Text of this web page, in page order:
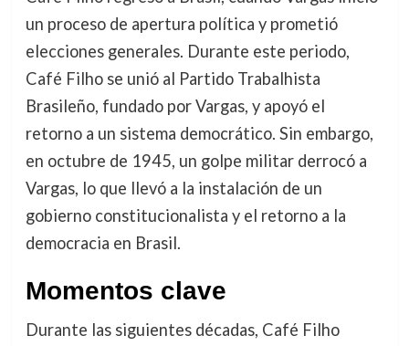
un proceso de apertura política y prometió
elecciones generales. Durante este periodo,
Café Filho se unió al Partido Trabalhista
Brasileño, fundado por Vargas, y apoyó el
retorno a un sistema democrático. Sin embargo,
en octubre de 1945, un golpe militar derrocó a
Vargas, lo que llevó a la instalación de un
gobierno constitucionalista y el retorno a la
democracia en Brasil.
Momentos clave
Durante las siguientes décadas, Café Filho